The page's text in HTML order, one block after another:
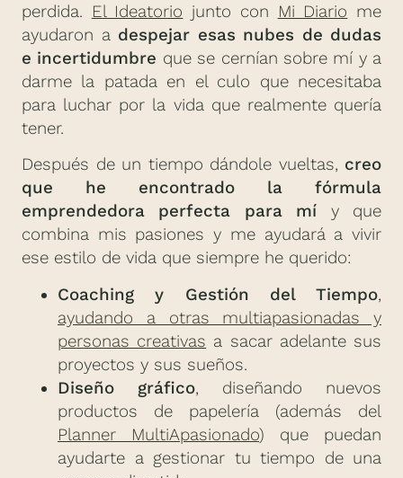
perdida. El Ideatorio junto con Mi Diario me
ayudaron a despejar esas nubes de dudas
e incertidumbre que se cernían sobre mí y a
darme la patada en el culo que necesitaba
para luchar por la vida que realmente quería
tener.
Después de un tiempo dándole vueltas, creo
que he encontrado la fórmula
emprendedora perfecta para mí y que
combina mis pasiones y me ayudará a vivir
ese estilo de vida que siempre he querido:
Coaching y Gestión del Tiempo,
ayudando a otras multiapasionadas y
personas creativas a sacar adelante sus
proyectos y sus sueños.
Diseño gráfico, diseñando nuevos
productos de papelería (además del
Planner MultiApasionado) que puedan
ayudarte a gestionar tu tiempo de una